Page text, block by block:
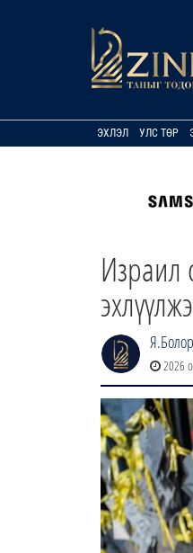
ЭХЛЭЛ УЛС ТӨР
Израил
Я.Болор
2026